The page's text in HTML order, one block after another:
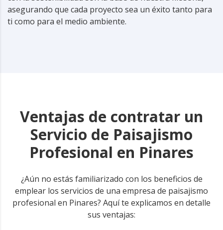
asegurando que cada proyecto sea un éxito tanto para
ti como para el medio ambiente.
Ventajas de contratar un
Servicio de Paisajismo
Profesional en Pinares
¿Aún no estás familiarizado con los beneficios de
emplear los servicios de una empresa de paisajismo
profesional en Pinares? Aquí te explicamos en detalle
sus ventajas: